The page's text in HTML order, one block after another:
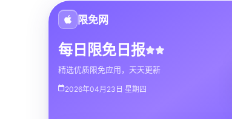
限免网
每日限免日报
精选优质限免应用，天天更新
2026年04月23日 星期四